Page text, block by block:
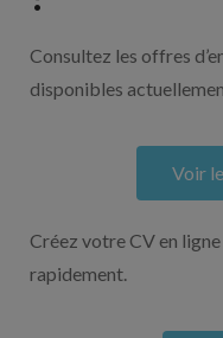
Consultez les offres
disponibles
Voir
Créez votre CV en
rapidement.